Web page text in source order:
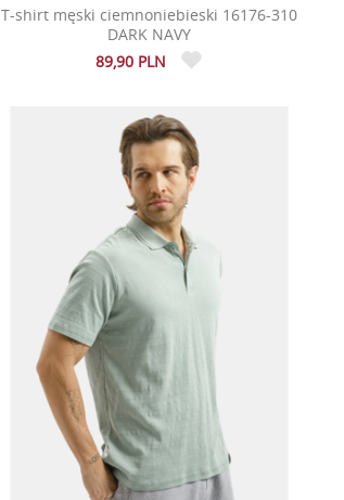
T-shirt męski ciemnoniebieski 16176-310
DARK NAVY
89,90 PLN